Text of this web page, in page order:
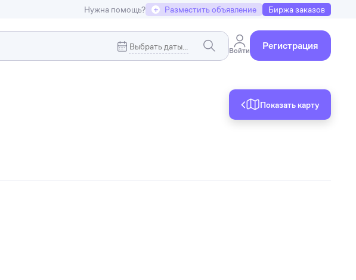
Нужна помощь? + Разместить объявление Биржа заказов
Войти Регистрация
Коммерческая недвижимость
Показать карту